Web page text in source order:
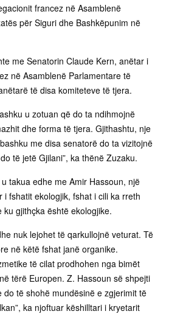
francez në Asamblenë
për Siguri dhe Bashkëpunim në
me Senatorin Claude Kern, anëtar i
në Asamblenë Parlamentare të
të disa komiteteve të tjera.
u zotuan që do ta ndihmojnë
dhe forma të tjera. Gjithashtu, nje
me disa senatorë do ta vizitojnë
të jetë Gjilani”, ka thënë Zuzaku.
takua edhe me Amir Hassoun, një
fshatit ekologjik, fshat i cili ka rreth
gjithçka është ekologjike.
nuk lejohet të qarkullojnë veturat. Të
në këtë fshat janë organike.
të cilat prodhohen nga bimët
tërë Europen. Z. Hassoun së shpejti
do të shohë mundësinë e zgjerimit të
ka njoftuar këshilltari i kryetarit